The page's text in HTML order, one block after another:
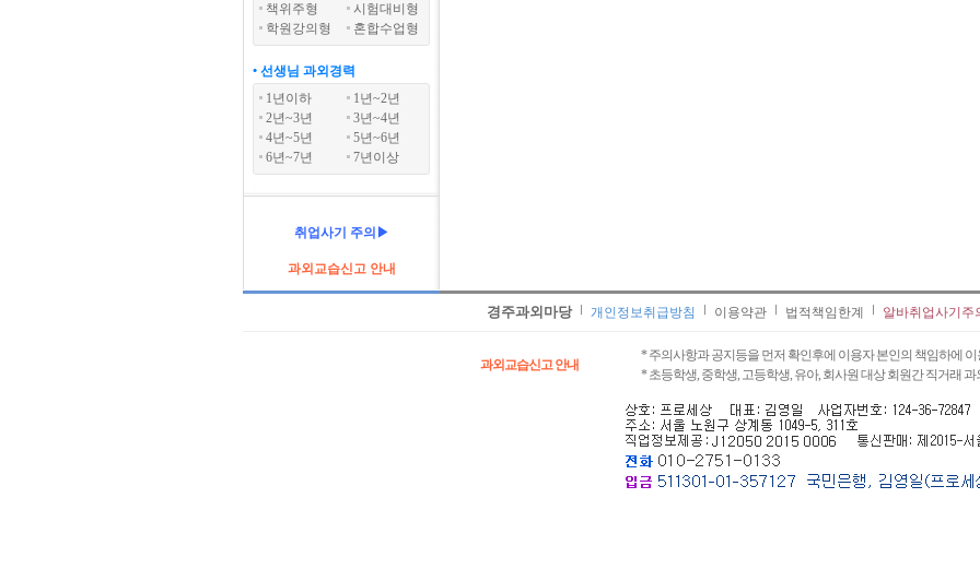
책위주형
시험대비형
학원강의형
혼합수업형
• 선생님 과외경력
1년이하
1년~2년
2년~3년
3년~4년
4년~5년
5년~6년
6년~7년
7년이상
취업사기 주의▶
과외교습신고 안내
경주과외마당 개인정보취급방침 이용약관 법적책임한계 알바취업사기주
과외교습신고 안내
* 주의사항과 공지등을 먼저 확인후에 이용자 본인의 책임하에
* 초등학생, 중학생, 고등학생, 유아, 회사원 대상 회원간 직거래